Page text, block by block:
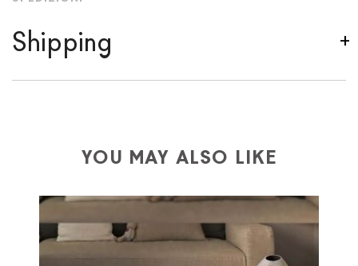
Shipping
shippinguses specific couriers for furniture
always taken care of. As soon as your product is
available the shipping time is two weeks. For Europe
and the rest of the world you can find specific
YOU MAY ALSO LIKE